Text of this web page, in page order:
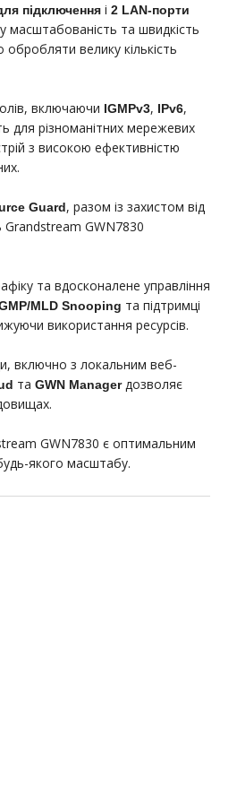
підключення і 2 LAN-порти
масштабованість та швидкість
велику кількість
включаючи IGMPv3, IPv6,
для різноманітних мережевих
з високою ефективністю
Guard, разом із захистом від
GWN7830
та вдосконалене управління
MLD Snooping та підтримці
використання ресурсів.
включно з локальним веб-
та GWN Managerдозволяє
GWN7830 є оптимальним
якого масштабу.